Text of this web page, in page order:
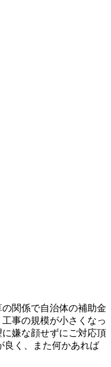
関係で自治体の補助金
事の規模が小さくなっ
嫌な顔せずにご対応頂
良く、また何かあれば